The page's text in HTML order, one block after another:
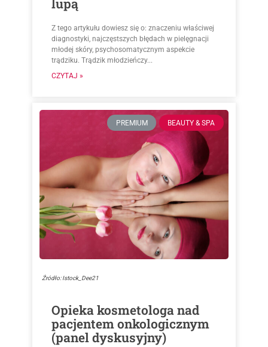
lupą
Z tego artykułu dowiesz się o: znaczeniu właściwej
diagnostyki, najczęstszych błędach w pielęgnacji
młodej skóry, psychosomatycznym aspekcie
trądziku. Trądzik młodzieńczy...
CZYTAJ »
PREMIUM BEAUTY & SPA
Źródło: Istock_Dee21
Opieka kosmetologa nad
pacjentem onkologicznym
(panel dyskusyjny)